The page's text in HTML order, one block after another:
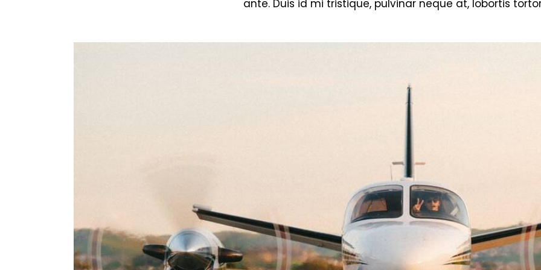
ante. Duis id mi tristique, pulvinar neque at, lobortis